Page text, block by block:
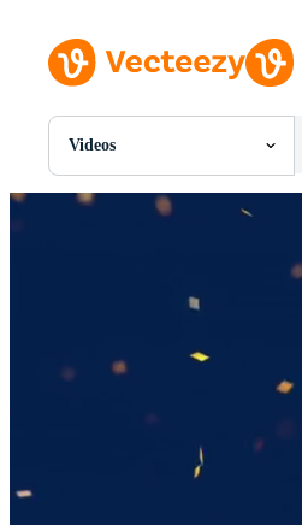
Videos
Todas Imágenes
Gráficos en Movimiento